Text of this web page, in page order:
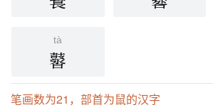
tà
䶁
笔画数为21，部首为鼠的汉字